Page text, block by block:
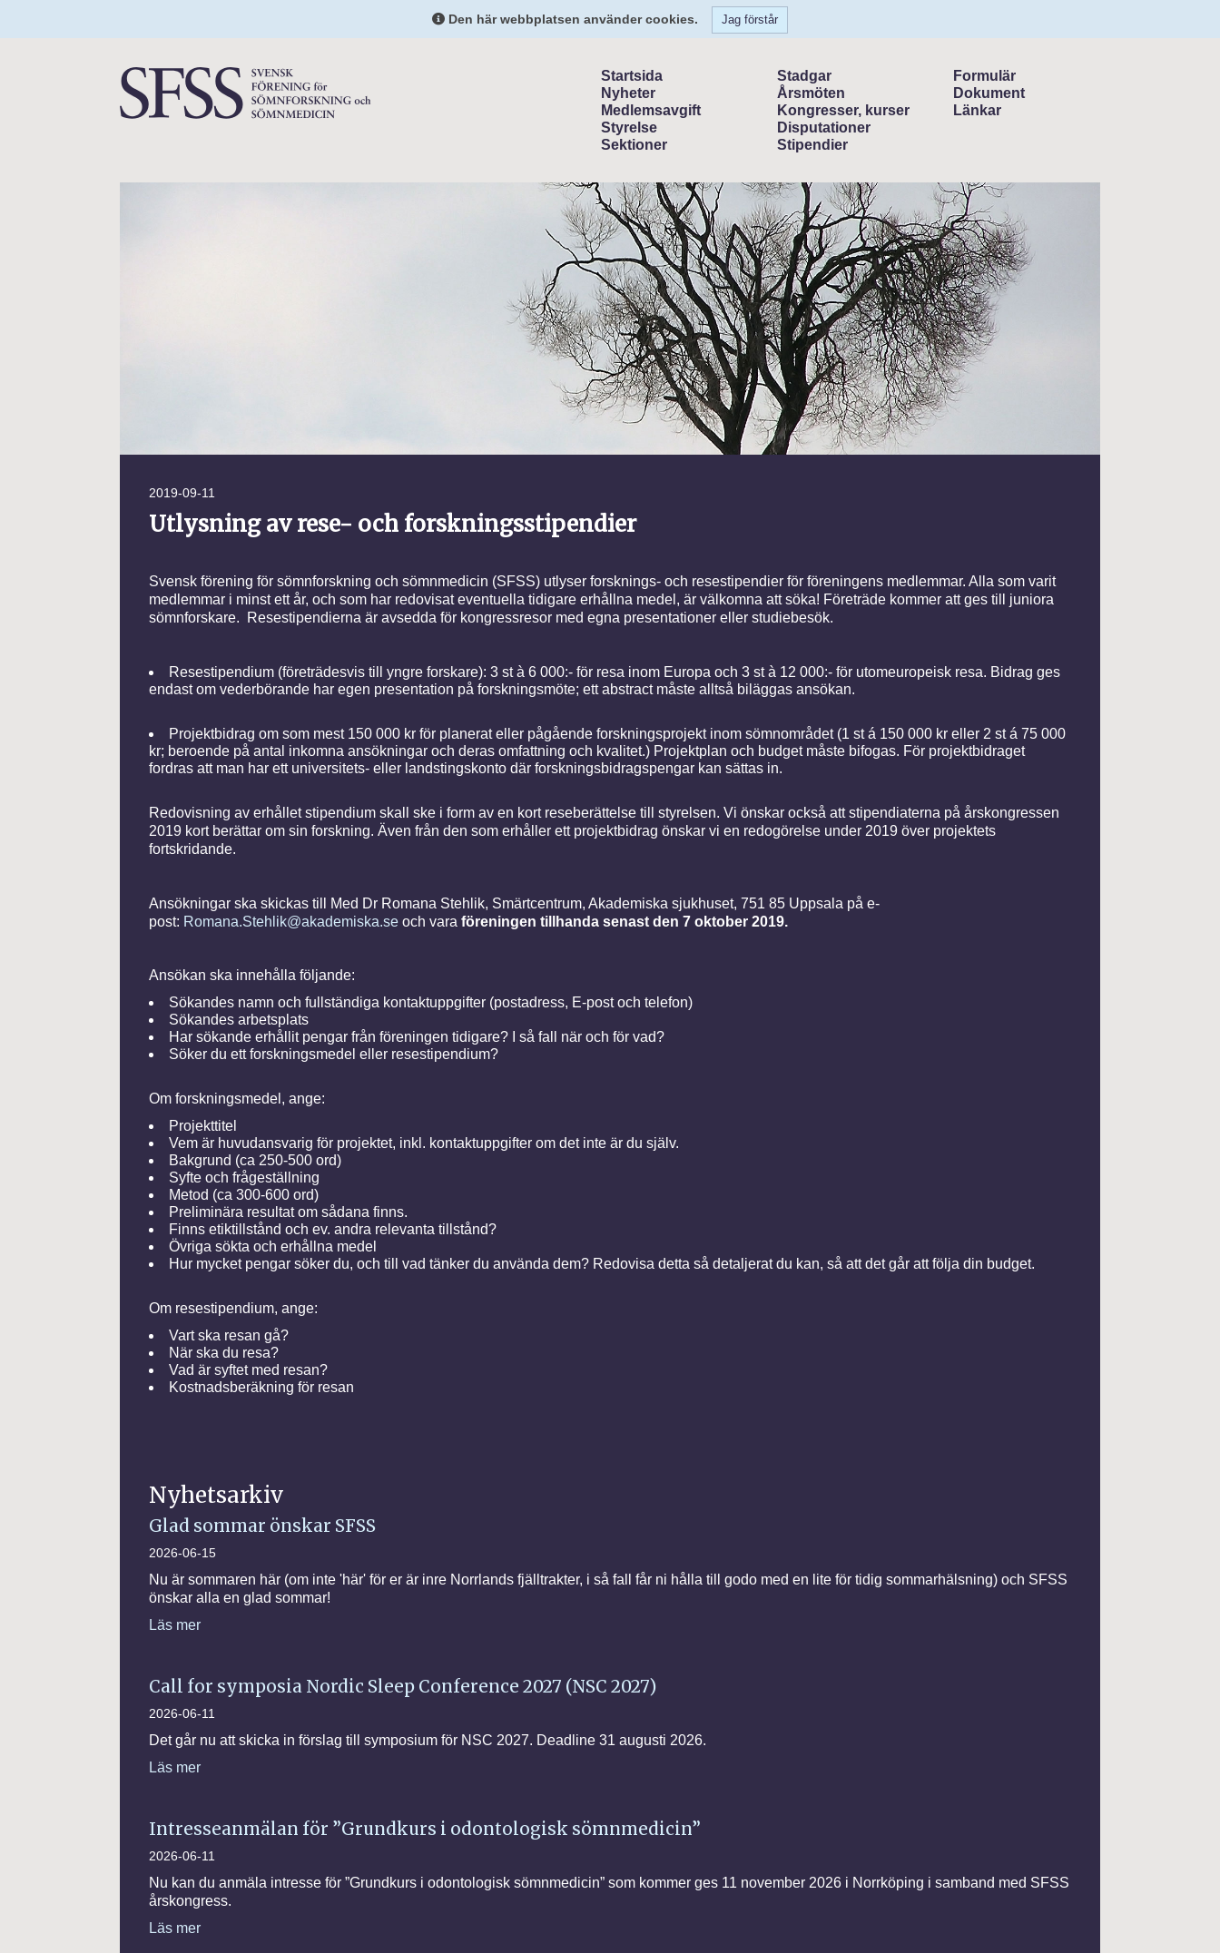
Den här webbplatsen använder cookies. Jag förstår
Startsida
Nyheter
Medlemsavgift
Styrelse
Sektioner
Stadgar
Årsmöten
Kongresser, kurser
Disputationer
Stipendier
Formulär
Dokument
Länkar
2019-09-11
Utlysning av rese- och forskningsstipendier
Svensk förening för sömnforskning och sömnmedicin (SFSS) utlyser forsknings- och resestipendier för föreningens medlemmar. Alla som varit
medlemmar i minst ett år, och som har redovisat eventuella tidigare erhållna medel, är välkomna att söka! Företräde kommer att ges till juniora
sömnforskare. Resestipendierna är avsedda för kongressresor med egna presentationer eller studiebesök.
Resestipendium (företrädesvis till yngre forskare): 3 st à 6 000:- för resa inom Europa och 3 st à 12 000:- för utomeuropeisk resa. Bidrag ges
endast om vederbörande har egen presentation på forskningsmöte; ett abstract måste alltså biläggas ansökan.
Projektbidrag om som mest 150 000 kr för planerat eller pågående forskningsprojekt inom sömnområdet (1 st á 150 000 kr eller 2 st á 75 000
kr; beroende på antal inkomna ansökningar och deras omfattning och kvalitet.) Projektplan och budget måste bifogas. För projektbidraget
fordras att man har ett universitets- eller landstingskonto där forskningsbidragspengar kan sättas in.
Redovisning av erhållet stipendium skall ske i form av en kort reseberättelse till styrelsen. Vi önskar också att stipendiaterna på årskongressen
2019 kort berättar om sin forskning. Även från den som erhåller ett projektbidrag önskar vi en redogörelse under 2019 över projektets
fortskridande.
Ansökningar ska skickas till Med Dr Romana Stehlik, Smärtcentrum, Akademiska sjukhuset, 751 85 Uppsala på e-
post: Romana.Stehlik@akademiska.se och vara föreningen tillhanda senast den 7 oktober 2019.
Ansökan ska innehålla följande:
Sökandes namn och fullständiga kontaktuppgifter (postadress, E-post och telefon)
Sökandes arbetsplats
Har sökande erhållit pengar från föreningen tidigare? I så fall när och för vad?
Söker du ett forskningsmedel eller resestipendium?
Om forskningsmedel, ange:
Projekttitel
Vem är huvudansvarig för projektet, inkl. kontaktuppgifter om det inte är du själv.
Bakgrund (ca 250-500 ord)
Syfte och frågeställning
Metod (ca 300-600 ord)
Preliminära resultat om sådana finns.
Finns etiktillstånd och ev. andra relevanta tillstånd?
Övriga sökta och erhållna medel
Hur mycket pengar söker du, och till vad tänker du använda dem? Redovisa detta så detaljerat du kan, så att det går att följa din budget.
Om resestipendium, ange:
Vart ska resan gå?
När ska du resa?
Vad är syftet med resan?
Kostnadsberäkning för resan
Nyhetsarkiv
Glad sommar önskar SFSS
2026-06-15
Nu är sommaren här (om inte 'här' för er är inre Norrlands fjälltrakter, i så fall får ni hålla till godo med en lite för tidig sommarhälsning) och SFSS
önskar alla en glad sommar!
Läs mer
Call for symposia Nordic Sleep Conference 2027 (NSC 2027)
2026-06-11
Det går nu att skicka in förslag till symposium för NSC 2027. Deadline 31 augusti 2026.
Läs mer
Intresseanmälan för ”Grundkurs i odontologisk sömnmedicin”
2026-06-11
Nu kan du anmäla intresse för ”Grundkurs i odontologisk sömnmedicin” som kommer ges 11 november 2026 i Norrköping i samband med SFSS
årskongress.
Läs mer